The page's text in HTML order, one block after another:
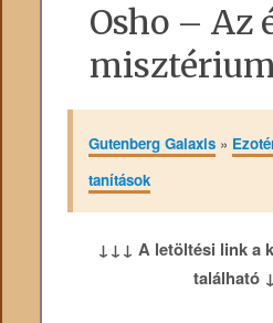
Osho – Az
Gutenberg Galaxis»
tanítások
↓↓↓ A letöltési link a
található